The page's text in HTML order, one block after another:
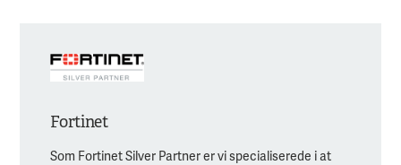
Fortinet
Som Fortinet Silver Partner er vi specialiserede i at